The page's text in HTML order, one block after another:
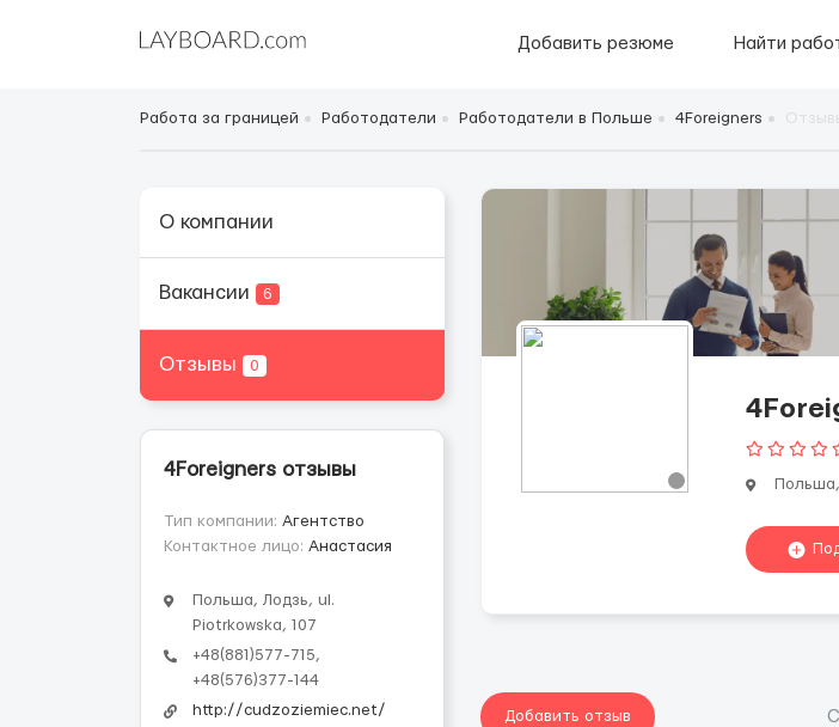
Добавить резюме Найти
Работа за границей Работодатели Работодатели в Польше 4Foreigners
О компании
Вакансии 6
Отзывы 0
4Foreigners отзывы
Тип компании: Агентство
Контактное лицо: Анастасия
Польша, Лодзь, ul.
Piotrkowska, 107
+48(881)577-715,
+48(576)377-144
http://cudzoziemiec.net/
Добавить отзыв